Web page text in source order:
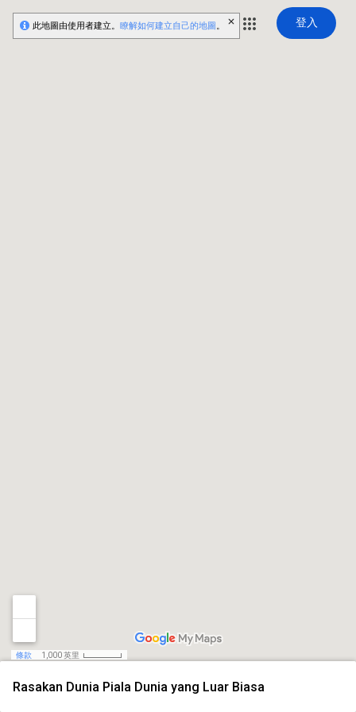
登入
Rasakan Dunia Piala Dunia yang Luar Biasa
條款 1,000 英里
此地圖由使用者建立。 瞭解如何建立自己的地圖。